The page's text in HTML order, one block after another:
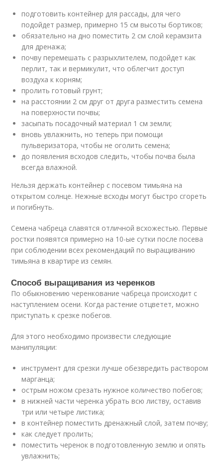
подготовить контейнер для рассады, для чего
подойдет размер, примерно 15 см высоты бортиков;
обязательно на дно поместить 2 см слой керамзита
для дренажа;
почву перемешать с разрыхлителем, подойдет как
перлит, так и вермикулит, что облегчит доступ
воздуха к корням;
пролить готовый грунт;
на расстоянии 2 см друг от друга разместить семена
на поверхности почвы;
засыпать посадочный материал 1 см земли;
вновь увлажнить, но теперь при помощи
пульверизатора, чтобы не оголить семена;
до появления всходов следить, чтобы почва была
всегда влажной.
Нельзя держать контейнер с посевом тимьяна на
открытом солнце. Нежные всходы могут быстро сгореть
и погибнуть.
Семена чабреца славятся отличной всхожестью. Первые
ростки появятся примерно на 10-ые сутки после посева
при соблюдении всех рекомендаций по выращиванию
тимьяна в квартире из семян.
Способ выращивания из черенков
По обыкновению черенкование чабреца происходит с
наступлением осени. Когда растение отцветет, можно
приступать к срезке побегов.
Для этого необходимо произвести следующие
манипуляции:
инструмент для срезки лучше обезвредить раствором
марганца;
острым ножом срезать нужное количество побегов;
в нижней части черенка убрать всю листву, оставив
три или четыре листика;
в контейнер поместить дренажный слой, затем почву;
как следует пролить;
поместить черенок в подготовленную землю и опять
увлажнить;